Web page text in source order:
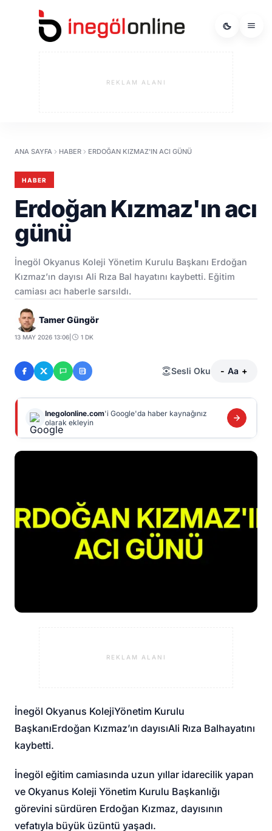
REKLAM ALANI
ANA SAYFA HABER ERDOĞAN KIZMAZ'IN ACI GÜNÜ
HABER
Erdoğan Kızmaz'ın acı
günü
İnegöl Okyanus Koleji Yönetim Kurulu Başkanı Erdoğan
Kızmaz’ın dayısı Ali Rıza Bal hayatını kaybetti. Eğitim
camiası acı haberle sarsıldı.
Tamer Güngör
13 MAY 2026 13:06 1 DK
Sesli Oku - Aa +
Inegolonline.com'i Google'da haber kaynağınız
olarak ekleyin
REKLAM ALANI
İnegöl Okyanus KolejiYönetim Kurulu
BaşkanıErdoğan Kızmaz’ın dayısıAli Rıza Balhayatını
kaybetti.
İnegöl eğitim camiasında uzun yıllar idarecilik yapan
ve Okyanus Koleji Yönetim Kurulu Başkanlığı
görevini sürdüren Erdoğan Kızmaz, dayısının
vefatıyla büyük üzüntü yaşadı.